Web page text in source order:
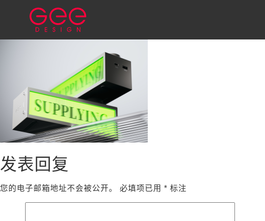
发表回复
您的电子邮箱地址不会被公开。 必填项已用 * 标注